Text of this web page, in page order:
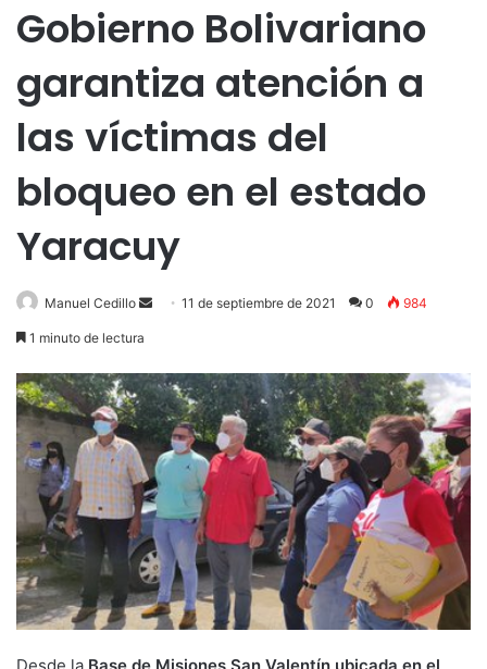
Gobierno Bolivariano
garantiza atención a
las víctimas del
bloqueo en el estado
Yaracuy
Manuel Cedillo
Send11 de septiembre de 2021 0 984
1 minuto de lectura